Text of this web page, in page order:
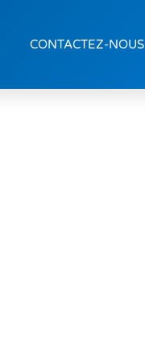
CONTACTEZ-NOUS